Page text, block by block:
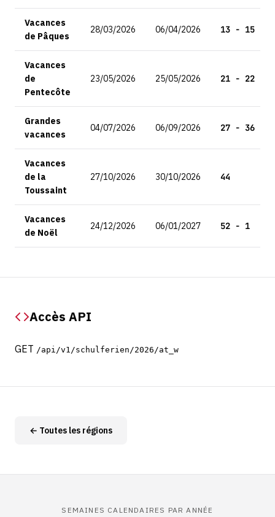
Vacances
de Pâques
28/03/2026 06/04/2026 13 - 15
Vacances
de
Pentecôte
23/05/2026 25/05/2026 21 - 22
Grandes
vacances
04/07/2026 06/09/2026 27 - 36
Vacances
de la
Toussaint
27/10/2026 30/10/2026 44
Vacances
de Noël
24/12/2026 06/01/2027 52 - 1
Accès API
GET /api/v1/schulferien/2026/at_w
← Toutes les régions
SEMAINES CALENDAIRES PAR ANNÉE